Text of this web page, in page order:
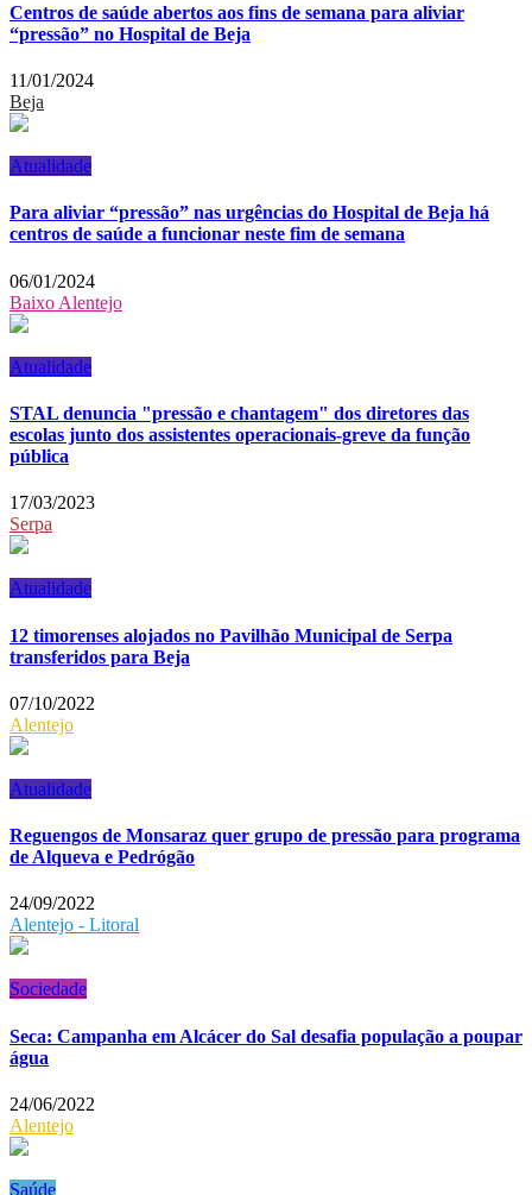
Centros de saúde abertos aos fins de semana para aliviar
“pressão” no Hospital de Beja
11/01/2024
Beja
Atualidade
Para aliviar “pressão” nas urgências do Hospital de Beja há
centros de saúde a funcionar neste fim de semana
06/01/2024
Baixo Alentejo
Atualidade
STAL denuncia "pressão e chantagem" dos diretores das
escolas junto dos assistentes operacionais-greve da função
pública
17/03/2023
Serpa
Atualidade
12 timorenses alojados no Pavilhão Municipal de Serpa
transferidos para Beja
07/10/2022
Alentejo
Atualidade
Reguengos de Monsaraz quer grupo de pressão para programa
de Alqueva e Pedrógão
24/09/2022
Alentejo - Litoral
Sociedade
Seca: Campanha em Alcácer do Sal desafia população a poupar
água
24/06/2022
Alentejo
Saúde